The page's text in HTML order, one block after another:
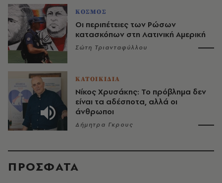
ΚΟΣΜΟΣ
Οι περιπέτειες των Ρώσων
κατασκόπων στη Λατινική Αμερική
Σώτη Τριανταφύλλου
ΚΑΤΟΙΚΙΔΙΑ
Νίκος Χρυσάκης: Το πρόβλημα δεν
είναι τα αδέσποτα, αλλά οι
άνθρωποι
Δήμητρα Γκρους
ΠΡΟΣΦΑΤΑ